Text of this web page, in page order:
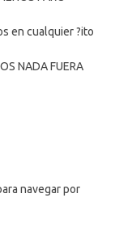
en cualquier ?ito
NADA FUERA
navegar por